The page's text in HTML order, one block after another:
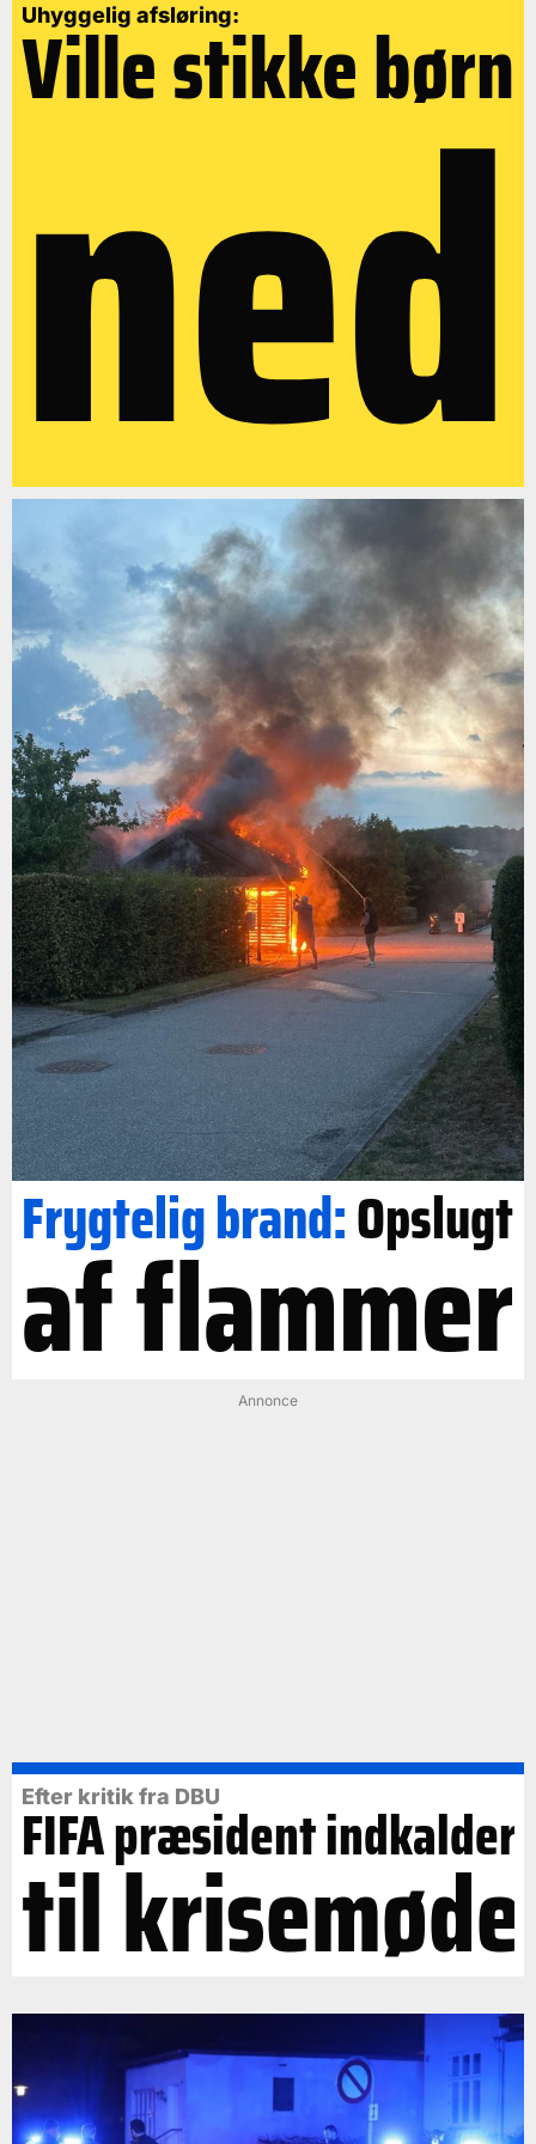
Uhyggelig afsløring:
Ville stikke børn
ned
Frygtelig brand:Opslugt
af flammer
Annonce
Efter kritik fra DBU
FIFA præsident indkalder
til krisemøde